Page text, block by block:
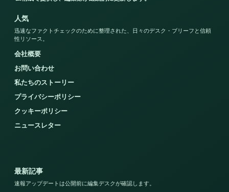
人気
迅速なファクトチェックのために整理された、日々のデスク・ブリーフと信頼
性リソース。
会社概要
お問い合わせ
私たちのストーリー
プライバシーポリシー
クッキーポリシー
ニュースレター
最新記事
速報アップデートは公開前に編集デスクが確認します。